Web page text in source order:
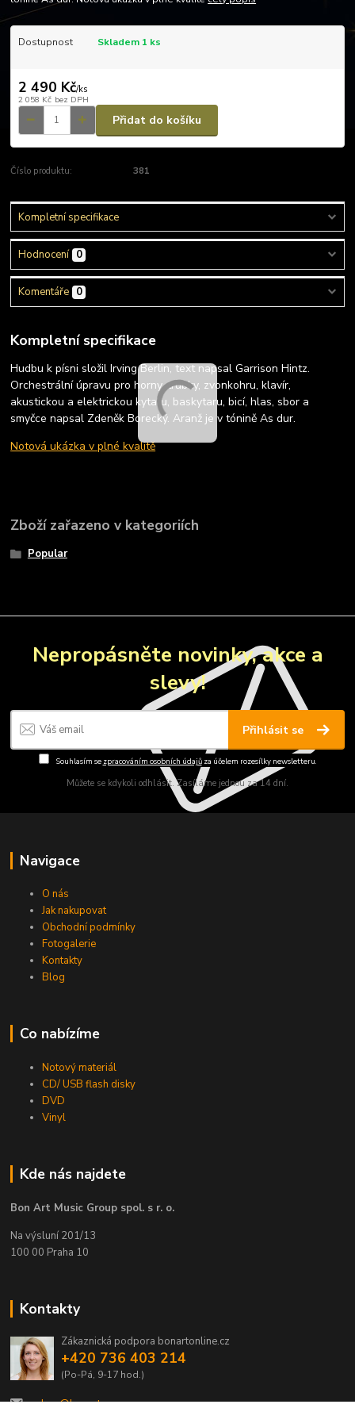
Dostupnost Skladem 1 ks
2 490 Kč/ks
2 058 Kč bez DPH
Přidat do košíku
Číslo produktu: 381
Kompletní specifikace
Hodnocení 0
Komentáře 0
Kompletní specifikace
Hudbu k písni složil Irving Berlin, text napsal Garrison Hintz.
Orchestrální úpravu pro horny, trubky, zvonkohru, klavír,
akustickou a elektrickou kytaru, baskytaru, bicí, hlas, sbor a
smyčce napsal Zdeněk Borecký. Aranž je v tónině As dur.
Notová ukázka v plné kvalitě
Zboží zařazeno v kategoriích
Popular
Nepropásněte novinky, akce a
slevy!
Přihlásit se
Souhlasím se zpracováním osobních údajůza účelem rozesílky newsletteru.
Můžete se kdykoli odhlásit. Zasíláme jednou za 14 dní.
Navigace
O nás
Jak nakupovat
Obchodní podmínky
Fotogalerie
Kontakty
Blog
Co nabízíme
Notový materiál
CD/ USB flash disky
DVD
Vinyl
Kde nás najdete
Bon Art Music Group spol. s r. o.
Na výsluní 201/13
100 00 Praha 10
Kontakty
Zákaznická podpora bonartonline.cz
+420 736 403 214
(Po-Pá, 9-17 hod.)